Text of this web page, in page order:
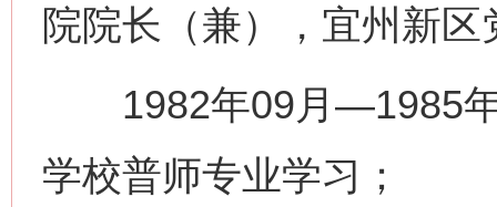
院院长（兼），宜州新
1982年09月—1985年
学校普师专业学习；